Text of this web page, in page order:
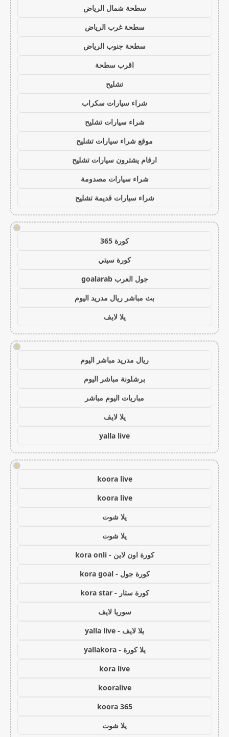
سطحة شمال الرياض
سطحة غرب الرياض
سطحة جنوب الرياض
اقرب سطحة
تشليح
شراء سيارات سكراب
شراء سيارات تشليح
موقع شراء سيارات تشليح
ارقام يشترون سيارات تشليح
شراء سيارات مصدومة
شراء سيارات قديمة تشليح
!
كورة 365
كورة سيتي
جول العرب goalarab
بث مباشر ريال مدريد اليوم
يلا لايف
!
ريال مدريد مباشر اليوم
برشلونة مباشر اليوم
مباريات اليوم مباشر
يلا لايف
yalla live
!
koora live
koora live
يلا شوت
يلا شوت
كورة اون لاين - kora onli
كورة جول - kora goal
كورة ستار - kora star
سوريا لايف
يلا لايف - yalla live
يلا كورة - yallakora
kora live
kooralive
koora 365
يلا شوت